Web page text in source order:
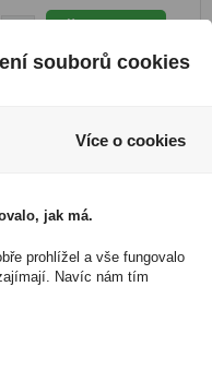
souborů cookies
Více o cookies
jak má.
prohlížel a vše fungovalo
Navíc nám tím